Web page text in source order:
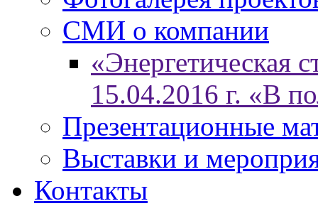
СМИ о компании
«Энергетическая
15.04.2016 г. «В
Презентационные
Выставки и
Контакты